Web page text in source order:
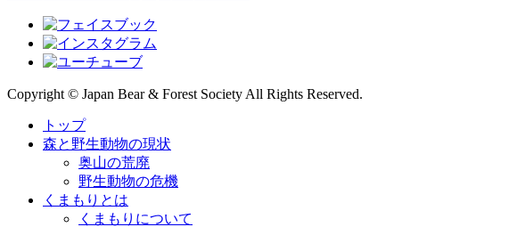
Copyright © Japan Bear & Forest Society All Rights Reserved.
トップ
森と野生動物の現状
奥山の荒廃
野生動物の危機
くまもりとは
くまもりについて